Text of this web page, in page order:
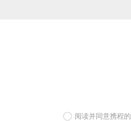
阅读并同意携程的